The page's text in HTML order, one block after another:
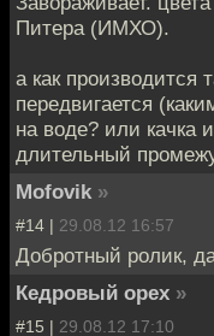
Питера (ИМХО).
а как производится
передвигается
на воде? или качка
длительный
Mofovik »
#14 | 29.08.12 16:57
Добротный ролик,
Кедровый орех »
#15 | 29.08.12 17:10